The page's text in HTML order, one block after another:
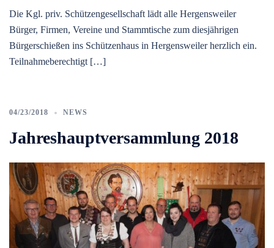
Die Kgl. priv. Schützengesellschaft lädt alle Hergensweiler
Bürger, Firmen, Vereine und Stammtische zum diesjährigen
Bürgerschießen ins Schützenhaus in Hergensweiler herzlich ein.
Teilnahmeberechtigt […]
04/23/2018 NEWS
Jahreshauptversammlung 2018